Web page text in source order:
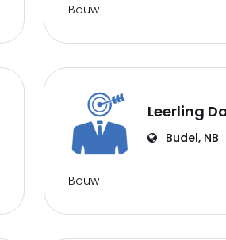
Bouw
Leerling
Budel, NB
Bouw